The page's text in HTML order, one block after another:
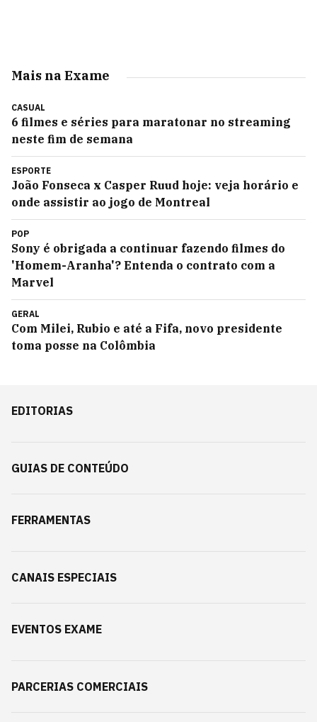
Mais na Exame
CASUAL
6 filmes e séries para maratonar no streaming
neste fim de semana
ESPORTE
João Fonseca x Casper Ruud hoje: veja horário e
onde assistir ao jogo de Montreal
POP
Sony é obrigada a continuar fazendo filmes do
'Homem-Aranha'? Entenda o contrato com a
Marvel
GERAL
Com Milei, Rubio e até a Fifa, novo presidente
toma posse na Colômbia
EDITORIAS
GUIAS DE CONTEÚDO
FERRAMENTAS
CANAIS ESPECIAIS
EVENTOS EXAME
PARCERIAS COMERCIAIS